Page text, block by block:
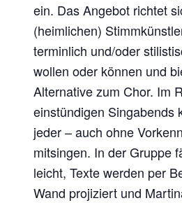
ein. Das Angebot richtet
(heimlichen)
terminlich und/oder
wollen oder können und
Alternative zum Chor. Im
einstündigen Singabends
jeder – auch ohne
mitsingen. In der Gruppe
leicht, Texte werden per
Wand projiziert und